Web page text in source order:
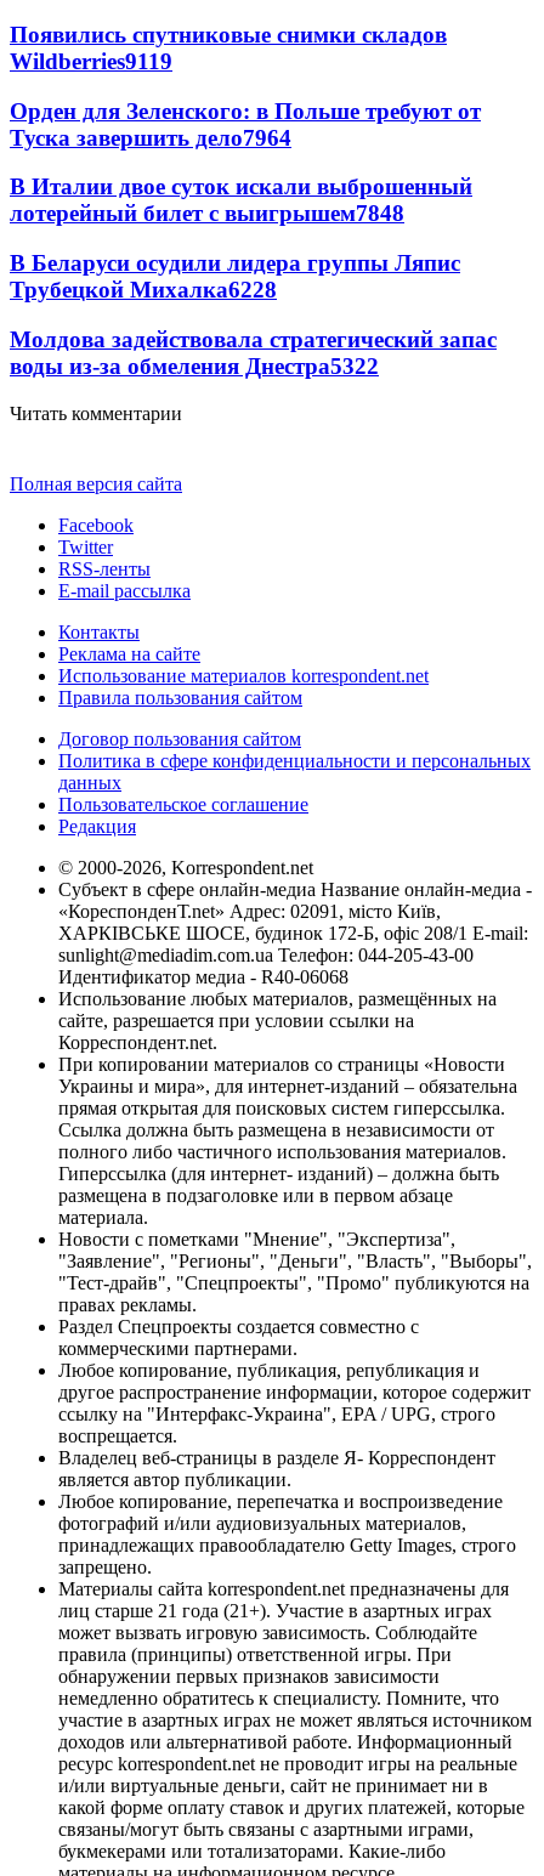
Появились спутниковые снимки складов
Wildberries9119
Орден для Зеленского: в Польше требуют от
Туска завершить дело7964
В Италии двое суток искали выброшенный
лотерейный билет с выигрышем7848
В Беларуси осудили лидера группы Ляпис
Трубецкой Михалка6228
Молдова задействовала стратегический запас
воды из-за обмеления Днестра5322
Читать комментарии
Полная версия сайта
Facebook
Twitter
RSS-ленты
E-mail рассылка
Контакты
Реклама на сайте
Использование материалов korrespondent.net
Правила пользования сайтом
Договор пользования сайтом
Политика в сфере конфиденциальности и персональных
данных
Пользовательское соглашение
Редакция
© 2000-2026, Korrespondent.net
Субъект в сфере онлайн-медиа Название онлайн-медиа -
«КореспонденТ.net» Адрес: 02091, місто Київ,
ХАРКІВСЬКЕ ШОСЕ, будинок 172-Б, офіс 208/1 E-mail:
sunlight@mediadim.com.ua Телефон: 044-205-43-00
Идентификатор медиа - R40-06068
Использование любых материалов, размещённых на
сайте, разрешается при условии ссылки на
Корреспондент.net.
При копировании материалов со страницы «Новости
Украины и мира», для интернет-изданий – обязательна
прямая открытая для поисковых систем гиперссылка.
Ссылка должна быть размещена в независимости от
полного либо частичного использования материалов.
Гиперссылка (для интернет- изданий) – должна быть
размещена в подзаголовке или в первом абзаце
материала.
Новости с пометками "Мнение", "Экспертиза",
"Заявление", "Регионы", "Деньги", "Власть", "Выборы",
"Тест-драйв", "Спецпроекты", "Промо" публикуются на
правах рекламы.
Раздел Спецпроекты создается совместно с
коммерческими партнерами.
Любое копирование, публикация, републикация и
другое распространение информации, которое содержит
ссылку на "Интерфакс-Украина", EPA / UPG, строго
воспрещается.
Владелец веб-страницы в разделе Я- Корреспондент
является автор публикации.
Любое копирование, перепечатка и воспроизведение
фотографий и/или аудиовизуальных материалов,
принадлежащих правообладателю Getty Images, строго
запрещено.
Материалы сайта korrespondent.net предназначены для
лиц старше 21 года (21+). Участие в азартных играх
может вызвать игровую зависимость. Соблюдайте
правила (принципы) ответственной игры. При
обнаружении первых признаков зависимости
немедленно обратитесь к специалисту. Помните, что
участие в азартных играх не может являться источником
доходов или альтернативой работе. Информационный
ресурс korrespondent.net не проводит игры на реальные
и/или виртуальные деньги, сайт не принимает ни в
какой форме оплату ставок и других платежей, которые
связаны/могут быть связаны с азартными играми,
букмекерами или тотализаторами. Какие-либо